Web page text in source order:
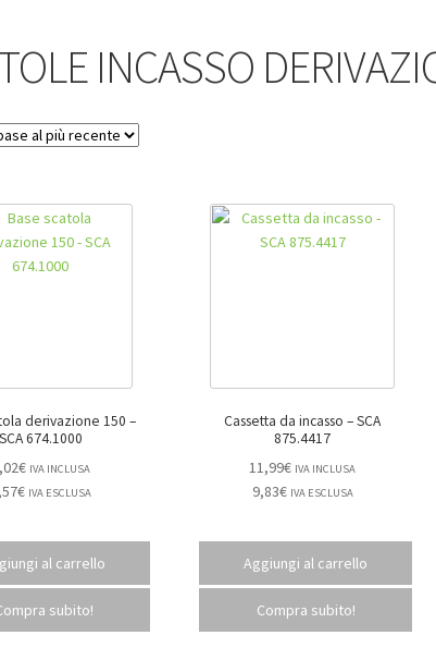
INCASSO
derivazione 150 –
SCA 674.1000
€ IVA INCLUSA
€ IVA ESCLUSA
al carrello
subito!
Cassetta da incasso – SCA
875.4417
11,99€ IVA INCLUSA
9,83€ IVA ESCLUSA
Aggiungi al carrello
Compra subito!